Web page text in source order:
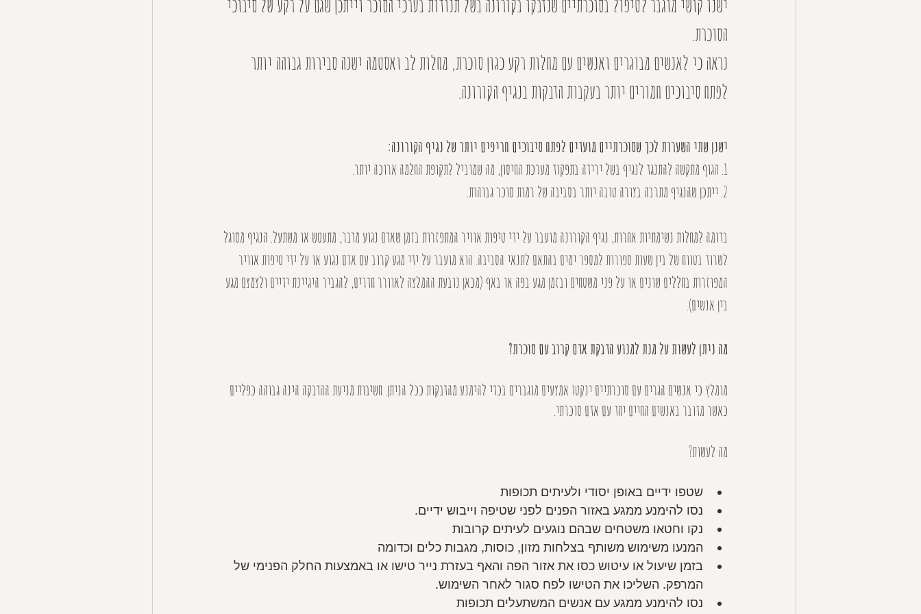
ישנו קושי מוגבר לטיפול בסוכרתיים שנדבקו בקורונה בשל תנודות בערכי הסוכר וייתכן שגם על רקע של סיבוכי
הסוכרת.
נראה כי לאנשים מבוגרים ואנשים עם מחלות רקע כגון סוכרת, מחלות לב ואסטמה ישנה סבירות גבוהה יותר
לפתח סיבוכים חמורים יותר בעקבות הדבקות בנגיף הקורונה.
ישנן שתי השערות לכך שסוכרתיים מועדים לפתח סיבוכים חריפים יותר של נגיף הקורונה:
1. הגוף מתקשה להתנגד לנגיף בשל ירידה בתפקוד מערכת החיסון, מה שמוביל לתקופת החלמה ארוכה יותר.
2. ייתכן שהנגיף מתרבה בצורה טובה יותר בסביבה של רמות סוכר גבוהות.
בדומה למחלות נשימתיות אחרות, נגיף הקורונה מועבר על ידי טיפות אוויר המתפזרות בזמן שאדם נגוע מדבר, מתעטש או משתעל. הנגיף מסוגל
לשרוד בטווח של בין שעות ספורות למספר ימים בהתאם לתנאי הסביבה. הוא מועבר על ידי מגע קרוב עם אדם נגוע או על ידי טיפות אוויר
המפוזרות בחללים שונים או על פני משטחים ובזמן מגע בפה או באף (מכאן נובעת ההמלצה לאוורר חדרים, להגביר היגיינת ידיים ולצמצם מגע
בין אנשים).
מה ניתן לעשות על מנת למנוע הדבקת אדם קרוב עם סוכרת?
מומלץ כי אנשים הגרים עם סוכרתיים ינקטו אמצעים מוגברים בכדי להימנע מהדבקות ככל הניתן. חשיבות מניעת ההדבקה הינה גבוהה כפליים
כאשר מדובר באנשים החיים יחד עם אדם סוכרתי.
מה לעשות?
שטפו ידיים באופן יסודי ולעיתים תכופות
נסו להימנע ממגע באזור הפנים לפני שטיפה וייבוש ידיים.
נקו וחטאו משטחים שבהם נוגעים לעיתים קרובות
המנעו משימוש משותף בצלחות מזון, כוסות, מגבות כלים וכדומה
בזמן שיעול או עיטוש כסו את אזור הפה והאף בעזרת נייר טישו או באמצעות החלק הפנימי של
המרפק. השליכו את הטישו לפח סגור לאחר השימוש.
נסו להימנע ממגע עם אנשים המשתעלים תכופות